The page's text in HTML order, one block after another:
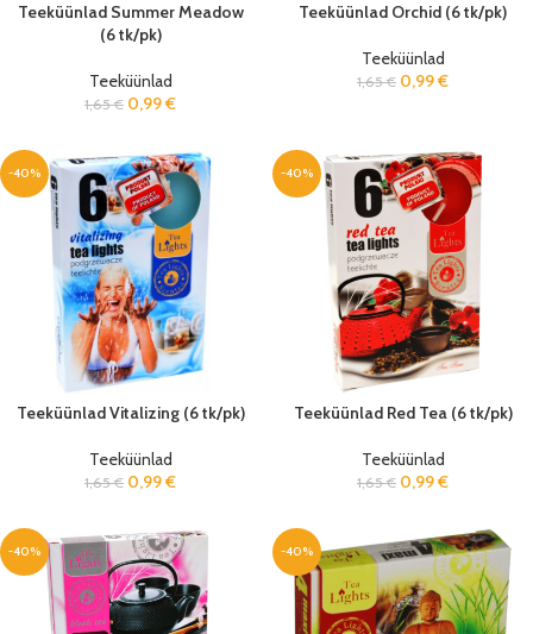
Teeküünlad Summer Meadow
(6 tk/pk)
Teeküünlad
1,65€ 0,99€
Teeküünlad Orchid (6 tk/pk)
Teeküünlad
1,65€ 0,99€
-40%
Teeküünlad Vitalizing (6 tk/pk)
Teeküünlad
1,65€ 0,99€
-40%
Teeküünlad Red Tea (6 tk/pk)
Teeküünlad
1,65€ 0,99€
-40% -40%